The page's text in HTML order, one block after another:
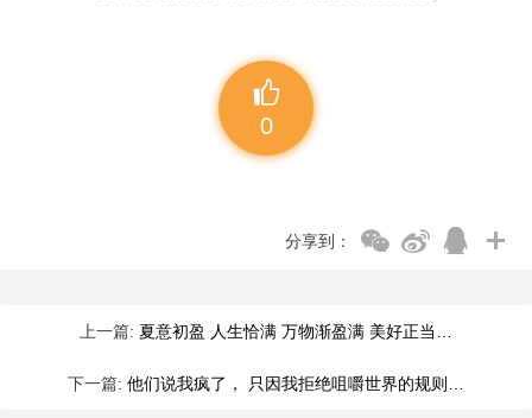
0
分享到：
上一篇: 夏意初盈 人生恰满 万物渐盈满 美好正当…
下一篇: 他们说我疯了， 只因我拒绝咀嚼世界的规则…